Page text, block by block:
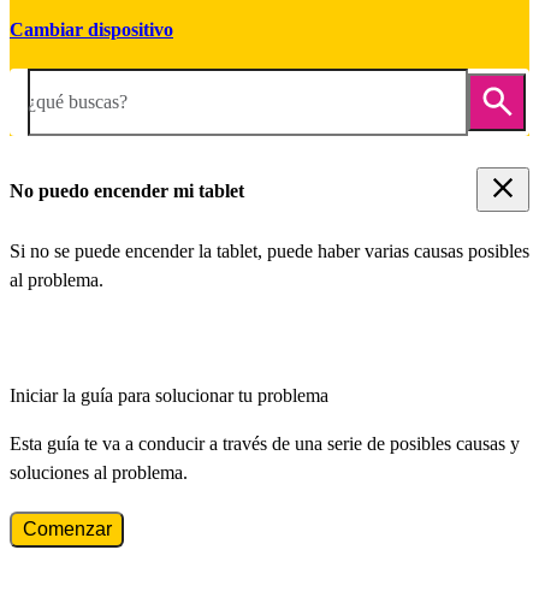
Cambiar dispositivo
¿qué buscas?
No puedo encender mi tablet
Si no se puede encender la tablet, puede haber varias causas posibles
al problema.
Iniciar la guía para solucionar tu problema
Esta guía te va a conducir a través de una serie de posibles causas y
soluciones al problema.
Comenzar